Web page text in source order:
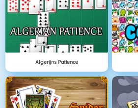
Algerijns Patience